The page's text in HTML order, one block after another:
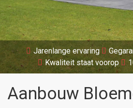
Jarenlange ervaring
Kwaliteit staat voorop
Aanbouw